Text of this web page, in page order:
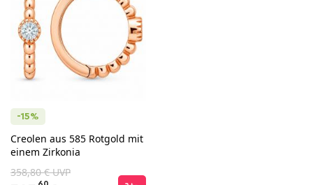
-15%
Creolen aus 585 Rotgold mit
einem Zirkonia
358,80 € UVP